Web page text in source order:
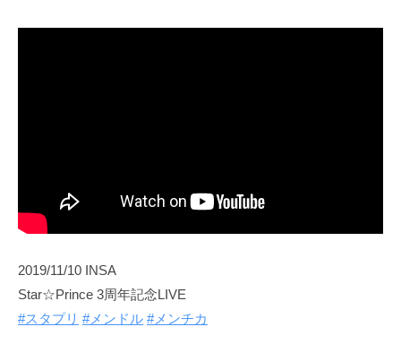
2019/11/10 INSA
Star☆Prince 3周年記念LIVE
#スタプリ #メンドル #メンチカ